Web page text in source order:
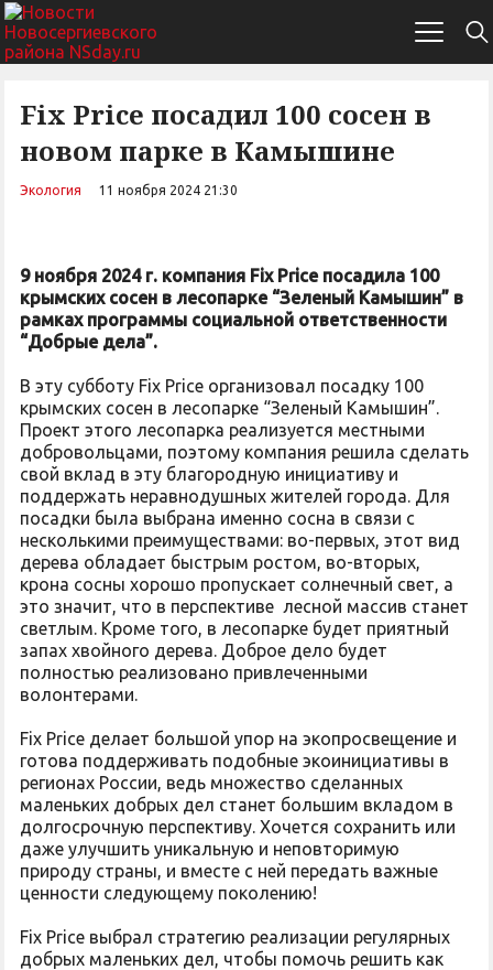
Fix Price посадил 100 сосен в
новом парке в Камышине
Экология 11 ноября 2024 21:30
9 ноября 2024 г. компания Fix Price посадила 100
крымских сосен в лесопарке “Зеленый Камышин” в
рамках программы социальной ответственности
“Добрые дела”.
В эту субботу Fix Price организовал посадку 100
крымских сосен в лесопарке “Зеленый Камышин”.
Проект этого лесопарка реализуется местными
добровольцами, поэтому компания решила сделать
свой вклад в эту благородную инициативу и
поддержать неравнодушных жителей города. Для
посадки была выбрана именно сосна в связи с
несколькими преимуществами: во-первых, этот вид
дерева обладает быстрым ростом, во-вторых,
крона сосны хорошо пропускает солнечный свет, а
это значит, что в перспективе лесной массив станет
светлым. Кроме того, в лесопарке будет приятный
запах хвойного дерева. Доброе дело будет
полностью реализовано привлеченными
волонтерами.
Fix Price делает большой упор на экопросвещение и
готова поддерживать подобные экоинициативы в
регионах России, ведь множество сделанных
маленьких добрых дел станет большим вкладом в
долгосрочную перспективу. Хочется сохранить или
даже улучшить уникальную и неповторимую
природу страны, и вместе с ней передать важные
ценности следующему поколению!
Fix Price выбрал стратегию реализации регулярных
добрых маленьких дел, чтобы помочь решить как